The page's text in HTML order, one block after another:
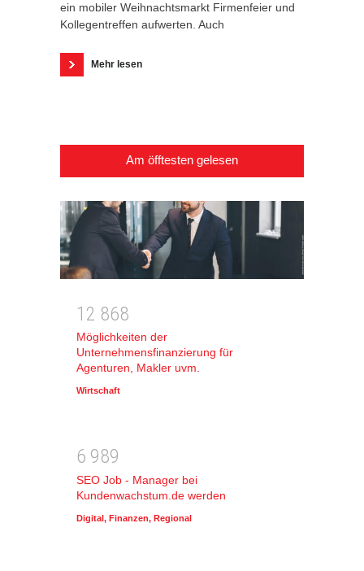
ein mobiler Weihnachtsmarkt Firmenfeier und
Kollegentreffen aufwerten. Auch
Mehr lesen
Am öfftesten gelesen
1 2 868
Möglichkeiten der
Unternehmensfinanzierung für
Agenturen, Makler uvm.
Wirtschaft
6 989
SEO Job - Manager bei
Kundenwachstum.de werden
Digital, Finanzen, Regional